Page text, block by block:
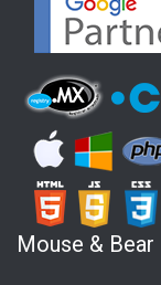
Mouse & Bear